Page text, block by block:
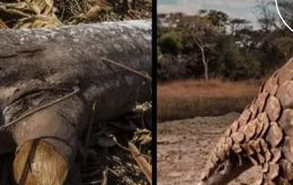
se desconoce fidedignamente
apuntan a un contagio animal.
contagiados de coronavirus.
ha examinado, con la ayuda deJuan
veterinariade la Universidad de
zoonótica’, que es toda